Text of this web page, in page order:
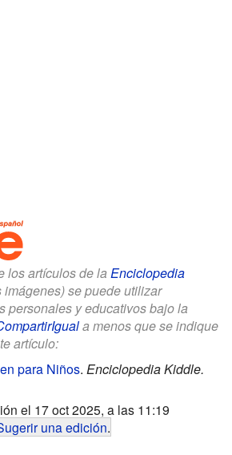
los artículos de la Enciclopedia
imágenes) se puede utilizar
personales y educativos bajo la
a menos que se indique
artículo:
para Niños. Enciclopedia Kiddle.
el 17 oct 2025, a las 11:19
una edición.